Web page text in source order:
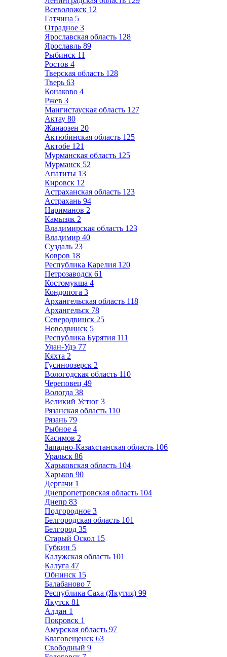
Всеволожск 12
Гатчина 5
Отрадное 3
Ярославская область 128
Ярославль 89
Рыбинск 11
Ростов 4
Тверская область 128
Тверь 63
Конаково 4
Ржев 3
Мангистауская область 127
Актау 80
Жанаозен 20
Актюбинская область 125
Актобе 121
Мурманская область 125
Мурманск 52
Апатиты 13
Кировск 12
Астраханская область 123
Астрахань 94
Нариманов 2
Камызяк 2
Владимирская область 123
Владимир 40
Суздаль 23
Ковров 18
Республика Карелия 120
Петрозаводск 61
Костомукша 4
Кондопога 3
Архангельская область 118
Архангельск 78
Северодвинск 25
Новодвинск 5
Республика Бурятия 111
Улан-Удэ 77
Кяхта 2
Гусиноозерск 2
Вологодская область 110
Череповец 49
Вологда 38
Великий Устюг 3
Рязанская область 110
Рязань 79
Рыбное 4
Касимов 2
Западно-Казахстанская область 106
Уральск 86
Харьковская область 104
Харьков 90
Дергачи 1
Днепропетровская область 104
Днепр 83
Подгородное 3
Белгородская область 101
Белгород 35
Старый Оскол 15
Губкин 5
Калужская область 101
Калуга 47
Обнинск 15
Балабаново 7
Республика Саха (Якутия) 99
Якутск 81
Алдан 1
Покровск 1
Амурская область 97
Благовещенск 63
Свободный 9